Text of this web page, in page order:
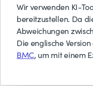
Wir verwenden KI-
bereitzustellen. Da
Abweichungen
Die englische
BMC, um mit einem